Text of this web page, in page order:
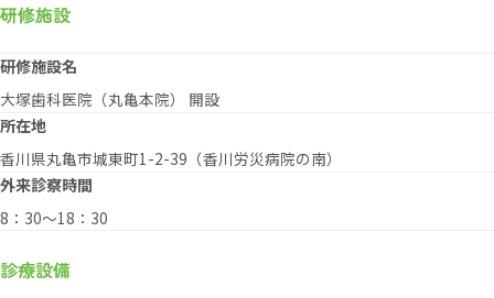
研修施設
研修施設名
大塚歯科医院（丸亀本院） 開設
所在地
香川県丸亀市城東町1-2-39（香川労災病院の南）
外来診察時間
8：30～18：30
診療設備